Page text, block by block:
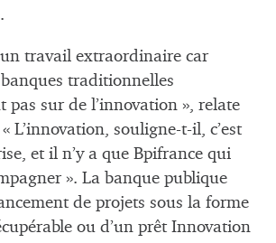
travail extraordinaire car
traditionnelles
pas sur de l’innovation », relate
L’innovation, souligne-t-il, c’est
et il n’y a que Bpifrance qui
». La banque publique
de projets sous la forme
ou d’un prêt Innovation